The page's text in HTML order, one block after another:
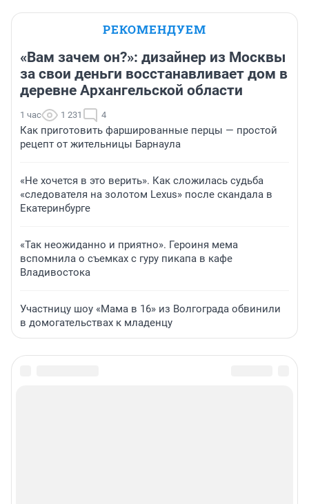
РЕКОМЕНДУЕМ
«Вам зачем он?»: дизайнер из Москвы
за свои деньги восстанавливает дом в
деревне Архангельской области
1 час 1 231 4
Как приготовить фаршированные перцы — простой
рецепт от жительницы Барнаула
«Не хочется в это верить». Как сложилась судьба
«следователя на золотом Lexus» после скандала в
Екатеринбурге
«Так неожиданно и приятно». Героиня мема
вспомнила о съемках с гуру пикапа в кафе
Владивостока
Участницу шоу «Мама в 16» из Волгограда обвинили
в домогательствах к младенцу